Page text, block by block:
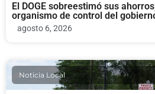
El DOGE sobreestimó sus
organismo de control del
agosto 6, 2026
Noticia Local